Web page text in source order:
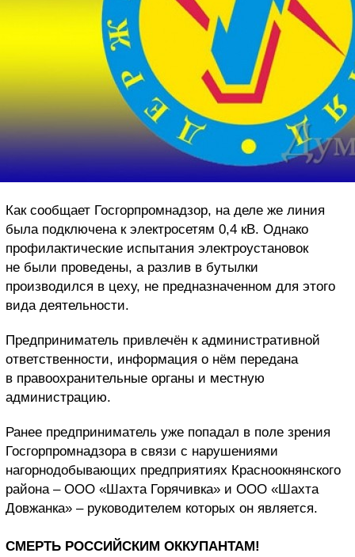
Как сообщает Госгорпромнадзор, на деле же линия
была подключена к электросетям 0,4 кВ. Однако
профилактические испытания электроустановок
не были проведены, а разлив в бутылки
производился в цеху, не предназначенном для этого
вида деятельности.
Предприниматель привлечён к административной
ответственности, информация о нём передана
в правоохранительные органы и местную
администрацию.
Ранее предприниматель уже попадал в поле зрения
Госгорпромнадзора в связи с нарушениями
нагорнодобывающих предприятиях Красноокнянского
района – ООО «Шахта Горячивка» и ООО «Шахта
Довжанка» – руководителем которых он является.
СМЕРТЬ РОССИЙСКИМ ОККУПАНТАМ!